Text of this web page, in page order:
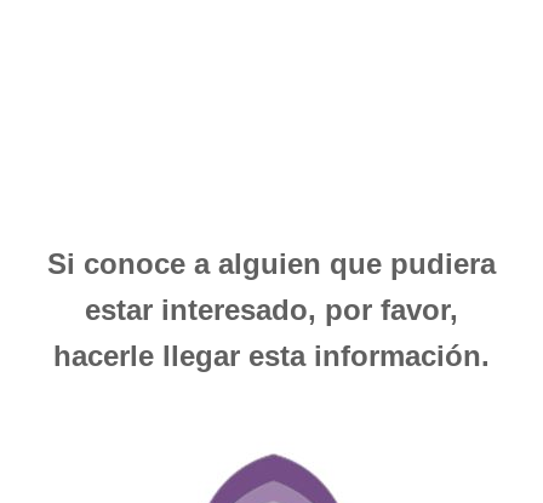
Si conoce a alguien que pudiera
estar interesado, por favor,
hacerle llegar esta información.